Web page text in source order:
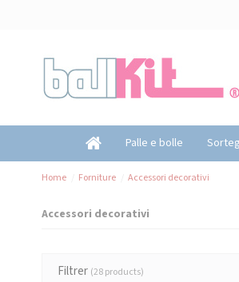
Palle e bolle
Home Forniture Accessori decorativi
Accessori decorativi
Filtrer (28 products)